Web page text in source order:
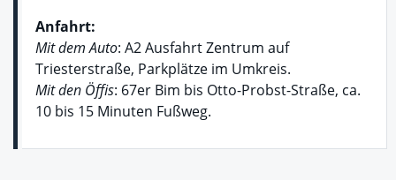
Anfahrt:
Mit dem Auto: A2 Ausfahrt Zentrum auf
Triesterstraße, Parkplätze im Umkreis.
Mit den Öffis: 67er Bim bis Otto-Probst-Straße, ca.
10 bis 15 Minuten Fußweg.